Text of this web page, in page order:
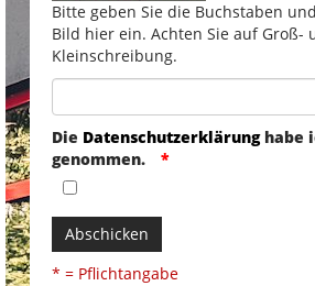
Bitte geben Sie die Buchstaben
Bild hier ein. Achten Sie auf Groß-
Kleinschreibung.
Die Datenschutzerklärunghabe
genommen.
Abschicken
* = Pflichtangabe